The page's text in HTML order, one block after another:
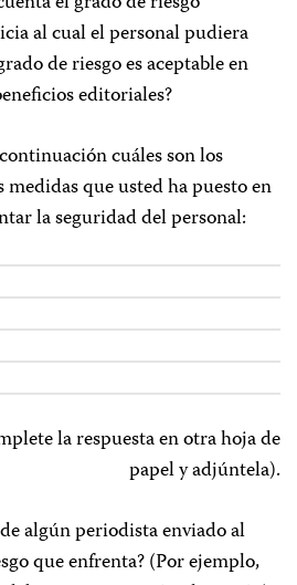
al cual el personal pudiera
de riesgo es aceptable en
editoriales?
cuáles son los
medidas que usted ha puesto en
la seguridad del personal:
la respuesta en otra hoja de
papel y adjúntela).
algún periodista enviado al
que enfrenta? (Por ejemplo,